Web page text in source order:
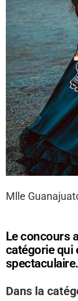
Mlle
Le concours
catégorie qui
spectaculaire.
Dans la